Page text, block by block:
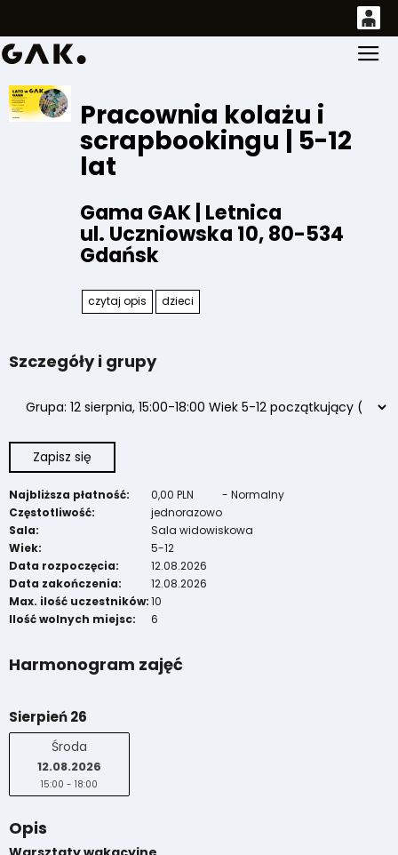
0
PLN
53
Pracownia kolażu i
scrapbookingu | 5-12
lat
Gama GAK | Letnica
ul. Uczniowska 10,80-534
Gdańsk
czytaj opis dzieci
Szczegóły i grupy
Zapisz się
Najbliższa płatność: 0,00 PLN - Normalny
Częstotliwość:
jednorazowo
Sala:
Sala widowiskowa
Wiek:
5-12
Data rozpoczęcia:
12.08.2026
Data zakończenia:
12.08.2026
Max. ilość uczestników:10
Ilość wolnych miejsc:
6
Harmonogram zajęć
Sierpień 26
Środa
12.08.2026
15:00 - 18:00
Opis